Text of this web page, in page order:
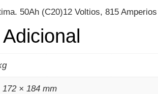
50Ah (C20)12 Voltios, 815
172 × 184 mm